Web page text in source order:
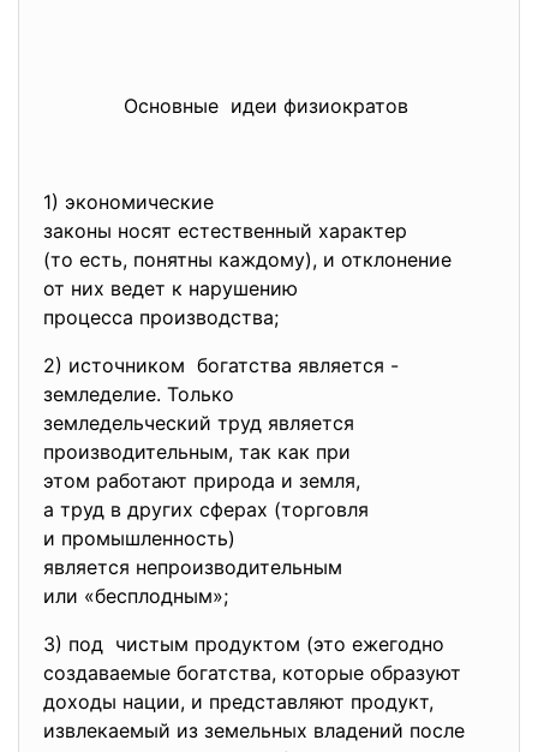
Основные идеи физиократов
1) экономические
законы носят естественный характер
(то есть, понятны каждому), и отклонение
от них ведет к нарушению
процесса производства;
2) источником богатства является -
земледелие. Только
земледельческий труд является
производительным, так как при
этом работают природа и земля,
а труд в других сферах (торговля
и промышленность)
является непроизводительным
или «бесплодным»;
3) под чистым продуктом (это ежегодно
создаваемые богатства, которые образуют
доходы нации, и представляют продукт,
извлекаемый из земельных владений после